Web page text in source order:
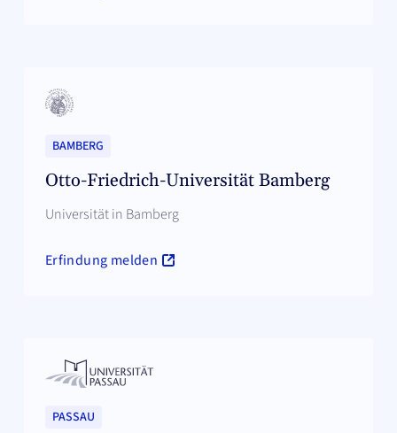
BAMBERG
Otto-Friedrich-Universität Bamberg
Universität in Bamberg
Erfindung melden
PASSAU